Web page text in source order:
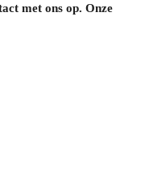
met ons op. Onze